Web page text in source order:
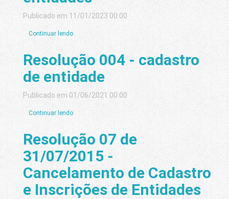
Publicado em 11/01/2023 00:00
Continuar lendo
Resolução 004 - cadastro
de entidade
Publicado em 01/06/2021 00:00
Continuar lendo
Resolução 07 de
31/07/2015 -
Cancelamento de Cadastro
e Inscrições de Entidades